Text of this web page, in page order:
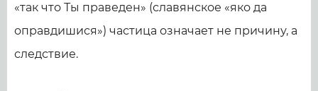
«так что Ты праведен» (славянское «яко да
оправдишися») частица означает не причину, а
следствие.